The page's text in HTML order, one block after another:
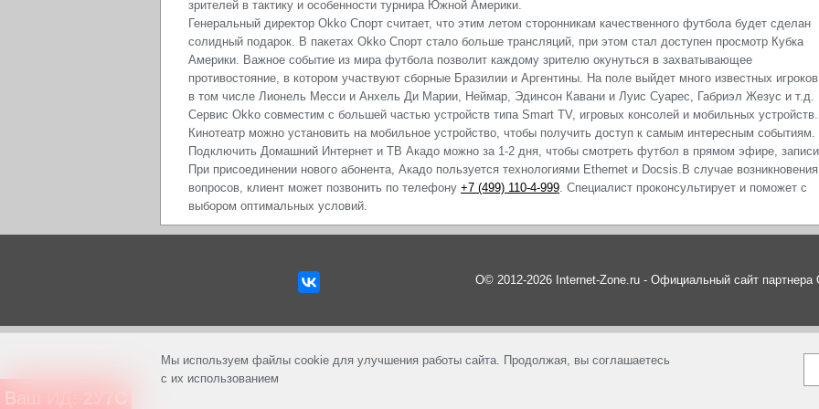
зрителей в тактику и особенности турнира Южной Америки.
Генеральный директор Okko Спорт считает, что этим летом сторонникам качественного футбола будет сделан
солидный подарок. В пакетах Okko Спорт стало больше трансляций, при этом стал доступен просмотр Кубка
Америки. Важное событие из мира футбола позволит каждому зрителю окунуться в захватывающее
противостояние, в котором участвуют сборные Бразилии и Аргентины. На поле выйдет много известных
в том числе Лионель Месси и Анхель Ди Марии, Неймар, Эдинсон Кавани и Луис Суарес, Габриэл Жезус и т.д.
Сервис Okko совместим с большей частью устройств типа Smart TV, игровых консолей и мобильных устройств.
Кинотеатр можно установить на мобильное устройство, чтобы получить доступ к самым интересным событиям.
Подключить Домашний Интернет и ТВ Акадо можно за 1-2 дня, чтобы смотреть футбол в прямом эфире,
При присоединении нового абонента, Акадо пользуется технологиями Ethernet и Docsis.В случае возникновения
вопросов, клиент может позвонить по телефону +7 (499) 110-4-999. Специалист проконсультирует и поможет с
выбором оптимальных условий.
О© 2012-2026 Internet-Zone.ru - Официальный сайт
Мы используем файлы cookie для улучшения работы сайта. Продолжая, вы соглашаетесь
с их использованием
Ваш ИД: